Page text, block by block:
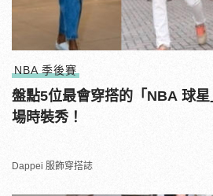
NBA 季後賽
盤點5位最會穿搭的「NBA 球
場時裝秀！
Dappei 服飾穿搭誌